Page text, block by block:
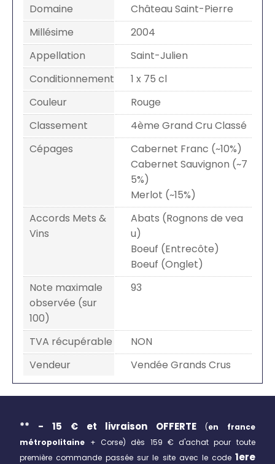
Domaine
Château Saint-Pierre
Millésime
2004
Appellation
Saint-Julien
Conditionnement
1 x 75 cl
Couleur
Rouge
Classement
4ème Grand Cru Classé
Cépages
Cabernet Franc (~10%)
Cabernet Sauvignon (~7
5%)
Merlot (~15%)
Accords Mets &
Vins
Abats (Rognons de vea
u)
Boeuf (Entrecôte)
Boeuf (Onglet)
Note maximale
observée (sur
100)
93
TVA récupérable
NON
Vendeur
Vendée Grands Crus
** - 15 € et livraison OFFERTE (en france
métropolitaine + Corse) dès 159 € d'achat pour toute
première commande passée sur le site avec le code 1ere